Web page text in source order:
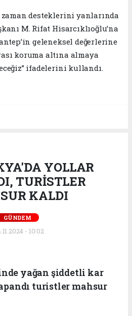
zaman desteklerini yanlarında
M. Rifat Hisarcıklıoğlu’na
geleneksel değerlerine
koruma altına almaya
ifadelerini kullandı.
YOLLAR
TURİSTLER
KALDI
GÜNDEM
- 10:02
yağan şiddetli kar
turistler mahsur